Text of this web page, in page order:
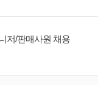
저/판매사원 채용